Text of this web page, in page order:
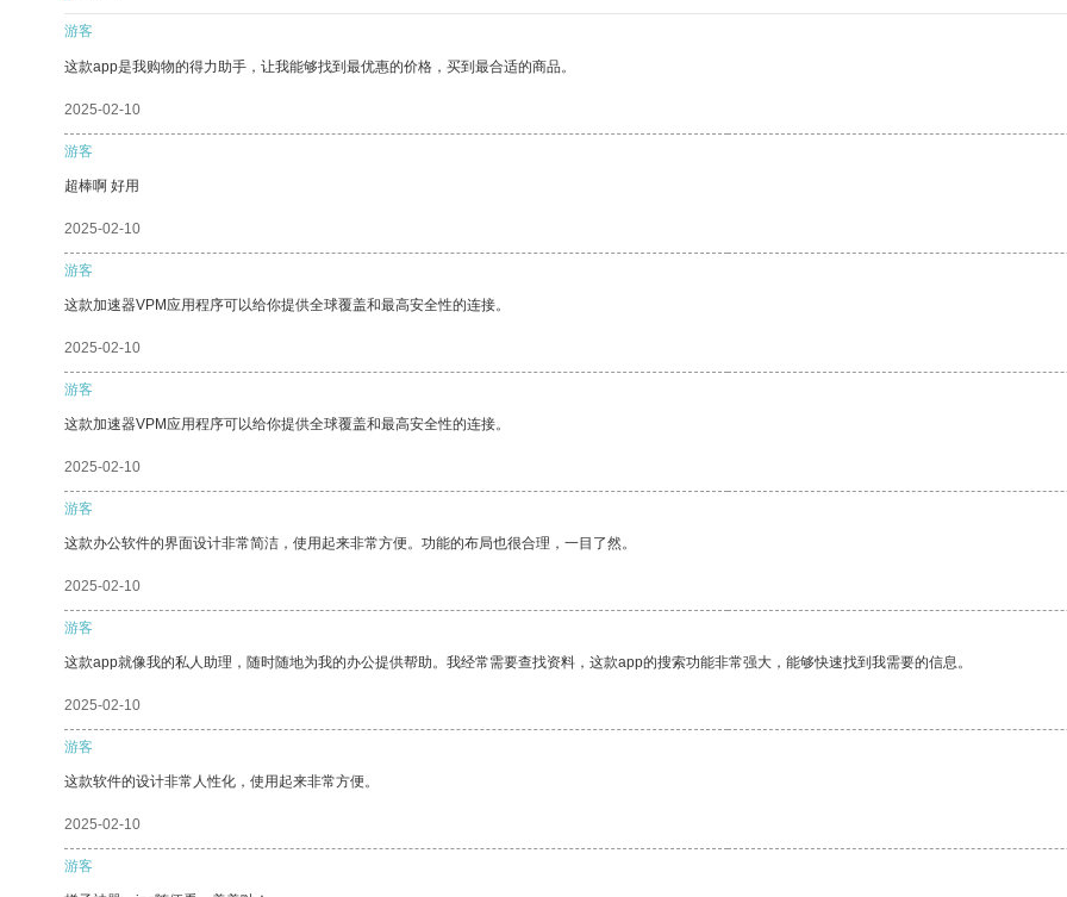
游客
这款app是我购物的得力助手，让我能够找到最优惠的价格，买到最合适的商品。
2025-02-10
游客
超棒啊 好用
2025-02-10
游客
这款加速器VPM应用程序可以给你提供全球覆盖和最高安全性的连接。
2025-02-10
游客
这款加速器VPM应用程序可以给你提供全球覆盖和最高安全性的连接。
2025-02-10
游客
这款办公软件的界面设计非常简洁，使用起来非常方便。功能的布局也很合理，一目了然。
2025-02-10
游客
这款app就像我的私人助理，随时随地为我的办公提供帮助。我经常需要查找资料，这款app的搜索功能非常强大，能够快速找到我需要的信息。
2025-02-10
游客
这款软件的设计非常人性化，使用起来非常方便。
2025-02-10
游客